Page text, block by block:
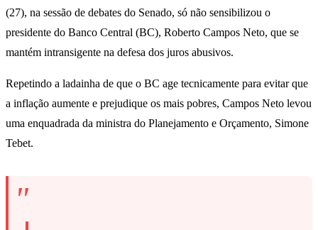
(27), na sessão de debates do Senado, só não sensibilizou o
presidente do Banco Central (BC), Roberto Campos Neto, que se
mantém intransigente na defesa dos juros abusivos.
Repetindo a ladainha de que o BC age tecnicamente para evitar que
a inflação aumente e prejudique os mais pobres, Campos Neto levou
uma enquadrada da ministra do Planejamento e Orçamento, Simone
Tebet.